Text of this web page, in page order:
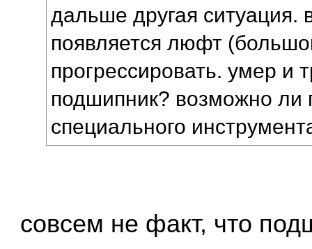
дальше другая ситуация.
появляется люфт
прогрессировать. умер и
подшипник? возможно ли
специального
совсем не факт, что